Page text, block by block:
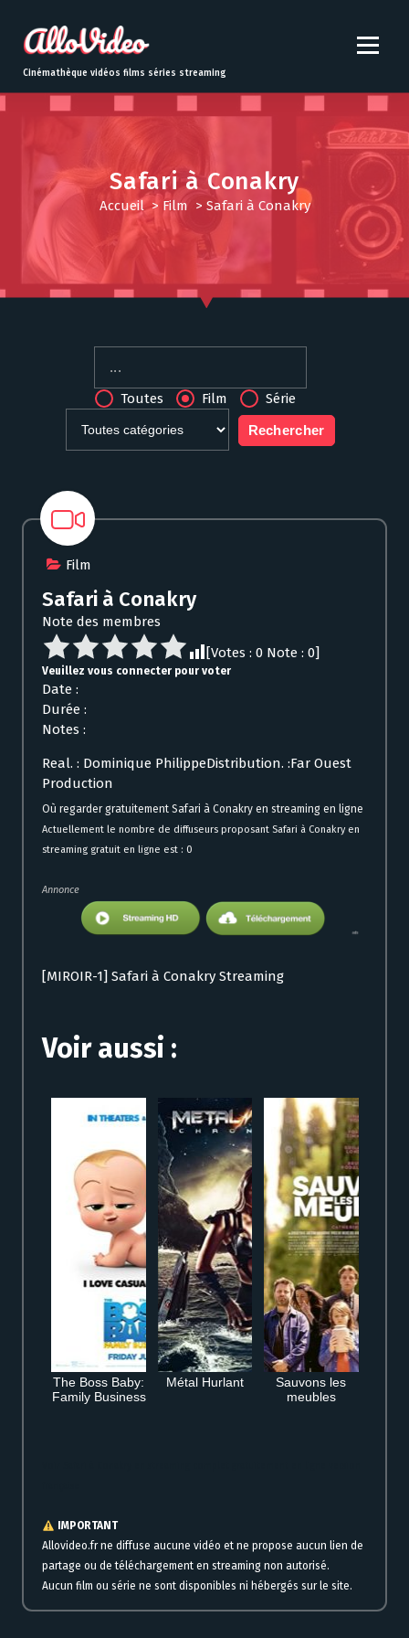
t
o
Cinémathèque vidéos films séries streaming
Safari à Conakry
Accueil> Film > Safari à Conakry
Toutes Film Série
Film
Safari à Conakry
Note des membres
[Votes : 0 Note : 0]
Veuillez vous connecter pour voter
Date :
Durée :
Notes :
Real. : Dominique PhilippeDistribution. :Far Ouest
Production
Où regarder gratuitement Safari à Conakry en streaming en ligne
Actuellement le nombre de diffuseurs proposant Safari à Conakry en
streaming gratuit en ligne est : 0
Annonce
[MIROIR-1] Safari à Conakry Streaming
Voir aussi :
The Boss Baby:
Family Business
Métal Hurlant
Sauvons les
meubles
IMPORTANT
Allovideo.fr ne diffuse aucune vidéo et ne propose aucun lien de
partage ou de téléchargement en streaming non autorisé.
Aucun film ou série ne sont disponibles ni hébergés sur le site.